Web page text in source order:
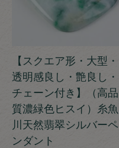
【スクエア形・大型・
透明感良し・艶良し・
チェーン付き】（高品
質濃緑色ヒスイ）糸魚
川天然翡翠シルバーペ
ンダント